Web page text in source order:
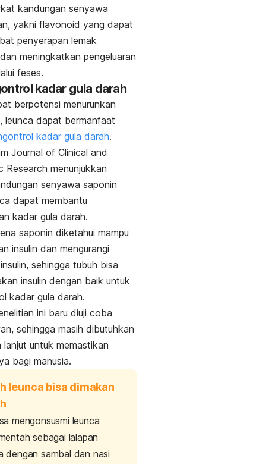
kandungan senyawa
yakni flavonoid yang dapat
penyerapan lemak
meningkatkan pengeluaran
feses.
kadar gula darah
berpotensi menurunkan
leunca dapat bermanfaat
kadar gula darah.
Journal of Clinical and
Research menunjukkan
senyawa saponin
dapat membantu
kadar gula darah.
saponin diketahui mampu
insulin dan mengurangi
sehingga tubuh bisa
insulin dengan baik untuk
kadar gula darah.
ini baru diuji coba
sehingga masih dibutuhkan
lanjut untuk memastikan
bagi manusia.
leunca bisa dimakan
mengonsusmi leunca
sebagai lalapan
dengan sambal dan nasi